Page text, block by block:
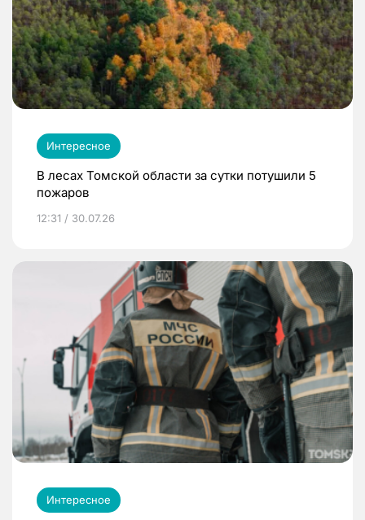
Интересное
В лесах Томской области за сутки потушили 5
пожаров
12:31 / 30.07.26
Интересное